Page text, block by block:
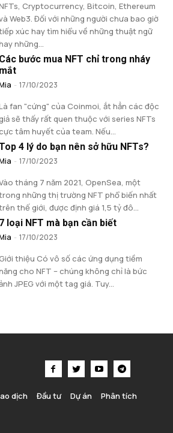
Cryptocurrency, Bitcoin, Ethereum
Web3. Đối với những người chưa bao giờ
xúc hay tìm hiểu về những thuật ngữ
những...
Các bước mua NFT chỉ trong nháy
mắt
- 17/10/2023
fan "cứng" của Coinmoi, ắt hẳn các độc
sẽ thấy rất quen thuộc với series NFTs
tâm huyết của team. Nếu...
4 lý do bạn nên sở hữu NFTs?
- 17/10/2023
tháng 7 năm 2021, OpenSea, một
những thị trường NFT phổ biến nhất
thế giới, được định giá 1,5 tỷ đô...
7 loại NFT mà bạn cần biết
- 17/10/2023
thiệu Có vô số các ứng dụng tiềm
cho NFT – chúng không chỉ là bức
JPEG với một tag giá. Tuy...
dịch Đầu tư Dự án Phân tích